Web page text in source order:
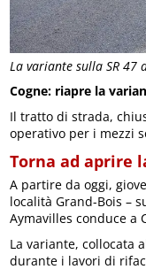
La variante sulla SR 47
Cogne: riapre la
Il tratto di strada,
operativo per i mezzi
Torna ad aprire
A partire da oggi,
località Grand-Bois –
Aymavilles conduce a
La variante, collocata
durante i lavori di